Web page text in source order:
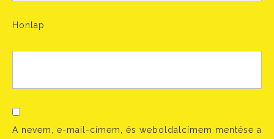
Honlap
A nevem, e-mail-címem, és weboldalcímem mentése a